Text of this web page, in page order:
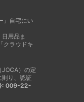
」自宅にい
用品ま
クラウドキ
JOCA）の定
り、認証
: 009-22-